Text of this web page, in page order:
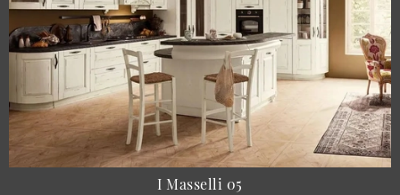
I Masselli 05